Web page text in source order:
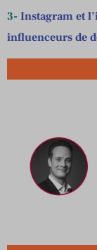
3- Instagram et
influenceurs de